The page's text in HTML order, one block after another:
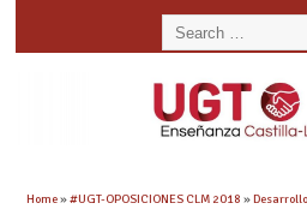
Home»#UGT-OPOSICIONES CLM 2018 »